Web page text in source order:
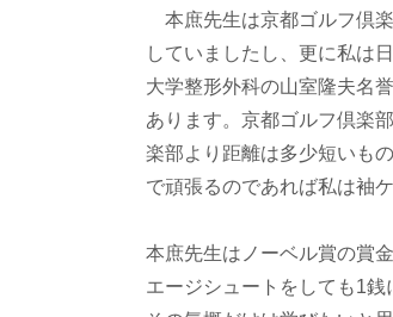
本庶先生は京都ゴルフ倶
していましたし、更に私は
大学整形外科の山室隆夫名
あります。京都ゴルフ倶楽
楽部より距離は多少短いも
で頑張るのであれば私は袖
本庶先生はノーベル賞の賞
エージシュートをしても1銭